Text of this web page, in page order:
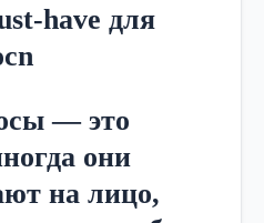
have для
— это
они
на лицо,